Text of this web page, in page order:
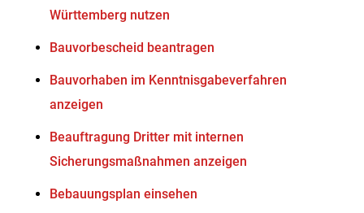
Württemberg nutzen
Bauvorbescheid beantragen
Bauvorhaben im Kenntnisgabeverfahren
anzeigen
Beauftragung Dritter mit internen
Sicherungsmaßnahmen anzeigen
Bebauungsplan einsehen